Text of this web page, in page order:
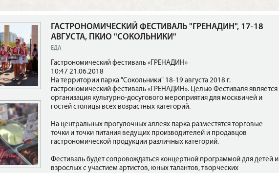
ГАСТРОНОМИЧЕСКИЙ ФЕСТИВАЛЬ "ГРЕНАДИН", 17-18
АВГУСТА, ПКИО "СОКОЛЬНИКИ"
ЕДА
Гастрономический фестиваль «ГРЕНАДИН»
10:47 21.06.2018
На территории парка "Сокольники" 18-19 августа 2018 г.
гастрономический фестиваль «ГРЕНАДИН». Целью Фестиваля является
организация культурно-досугового мероприятия для москвичей и
гостей столицы всех возрастных категорий.
На центральных прогулочных аллеях парка разместятся торговые
точки и точки питания ведущих производителей и продавцов
гастрономической продукции различных категорий.
Фестиваль будет сопровождаться концертной программой для детей и
взрослых с участием артистов, юных талантов, творческих